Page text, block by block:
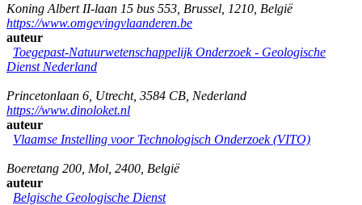
Koning Albert II-laan 15 bus 553 Brussel 1210 België
https://www.omgevingvlaanderen.be
auteur
Toegepast-Natuurwetenschappelijk Onderzoek - Geologische
Dienst Nederland
Princetonlaan 6 Utrecht, 3584 CB Nederland
https://www.dinoloket.nl
auteur
Vlaamse Instelling voor Technologisch Onderzoek (VITO)
Boeretang 200 Mol 2400 België
auteur
Belgische Geologische Dienst